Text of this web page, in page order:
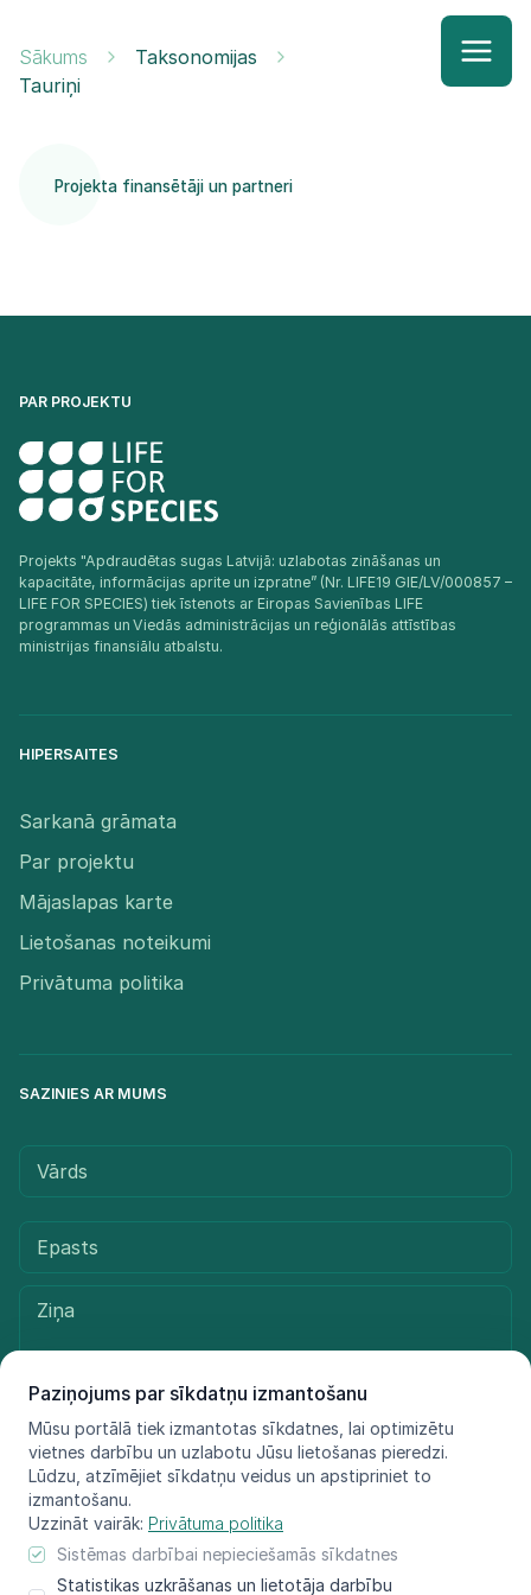
Paziņojums par sīkdatņu izmantošanu
Mūsu portālā tiek izmantotas sīkdatnes, lai optimizētu
vietnes darbību un uzlabotu Jūsu lietošanas pieredzi.
Lūdzu, atzīmējiet sīkdatņu veidus un apstipriniet to
izmantošanu.
Uzzināt vairāk: Privātuma politika
Sistēmas darbībai nepieciešamās sīkdatnes
Statistikas uzkrāšanas un lietotāja darbību
Sākums
Taksonomijas
Tauriņi
Projekta finansētāji un partneri
PAR PROJEKTU
Projekts "Apdraudētas sugas Latvijā: uzlabotas zināšanas un
kapacitāte, informācijas aprite un izpratne” (Nr. LIFE19 GIE/LV/000857 –
LIFE FOR SPECIES) tiek īstenots ar Eiropas Savienības LIFE
programmas un Viedās administrācijas un reģionālās attīstības
ministrijas finansiālu atbalstu.​
HIPERSAITES
Sarkanā grāmata
Par projektu
Mājaslapas karte
Lietošanas noteikumi
Privātuma politika
SAZINIES AR MUMS
Sūtīt ziņu
© LIFE FOR SPECIES, 2021 - 2025
Informācija atspoguļo tikai projekta LIFE FOR SPECIES īstenotāju